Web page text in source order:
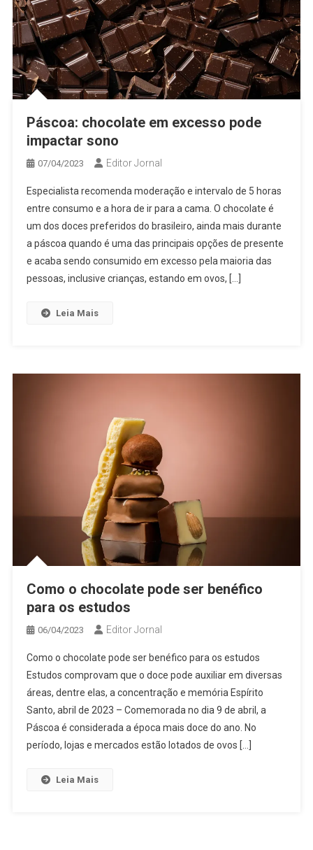
Páscoa: chocolate em excesso pode
impactar sono
07/04/2023 Editor Jornal
Especialista recomenda moderação e intervalo de 5 horas
entre consumo e a hora de ir para a cama. O chocolate é
um dos doces preferidos do brasileiro, ainda mais durante
a páscoa quando é uma das principais opções de presente
e acaba sendo consumido em excesso pela maioria das
pessoas, inclusive crianças, estando em ovos, […]
Leia Mais
Como o chocolate pode ser benéfico
para os estudos
06/04/2023 Editor Jornal
Como o chocolate pode ser benéfico para os estudos
Estudos comprovam que o doce pode auxiliar em diversas
áreas, dentre elas, a concentração e memória Espírito
Santo, abril de 2023 – Comemorada no dia 9 de abril, a
Páscoa é considerada a época mais doce do ano. No
período, lojas e mercados estão lotados de ovos […]
Leia Mais